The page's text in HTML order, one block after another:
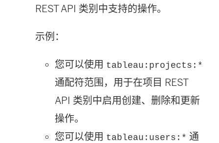
REST API 类别中支持的操作。
示例：
您可以使用 tableau:projects:*
通配符范围，用于在项目 REST
API 类别中启用创建、删除和更新
操作。
您可以使用 tableau:users:* 通